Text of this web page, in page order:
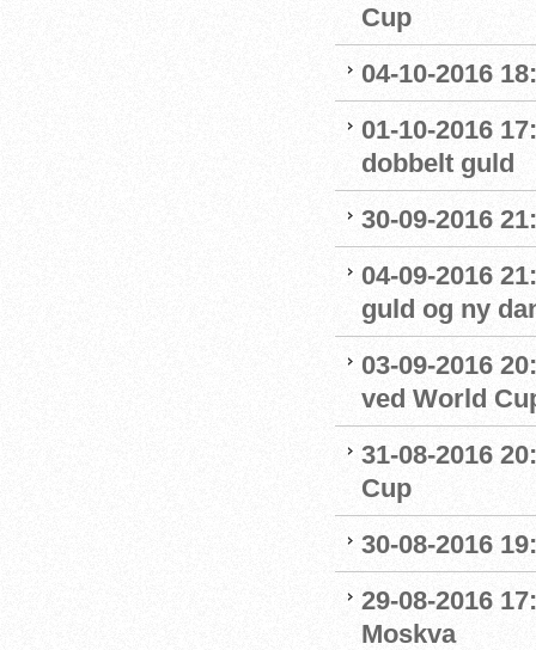
Cup
04-10-2016
01-10-2016
dobbelt guld
30-09-2016
04-09-2016
guld og ny
03-09-2016
ved World
31-08-2016
Cup
30-08-2016
29-08-2016
Moskva